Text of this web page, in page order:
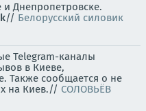
Днепропетровске.
// Белорусский силовик
Telegram-каналы
в Киеве,
Также сообщается о не
на Киев.// СОЛОВЬЁВ